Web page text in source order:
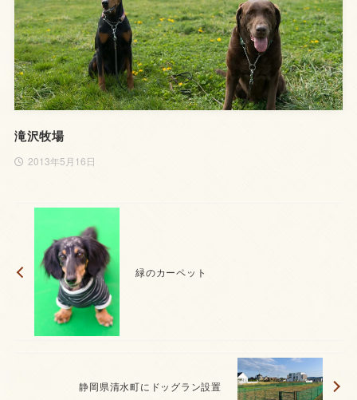
滝沢牧場
2013年5月16日
緑のカーペット
静岡県清水町にドッグラン設置